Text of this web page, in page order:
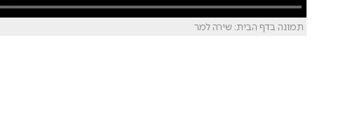
תמונה בדף הבית: שירה למר